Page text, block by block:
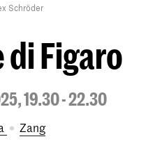
Schröder
di Figaro
19.30 - 22.30
Zang